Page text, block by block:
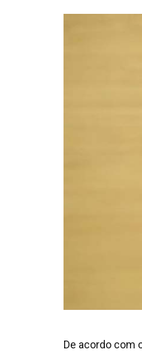
De acordo com